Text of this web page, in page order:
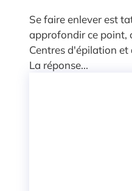
Se faire enlever est
approfondir ce point,
Centres d'épilation et
La réponse...